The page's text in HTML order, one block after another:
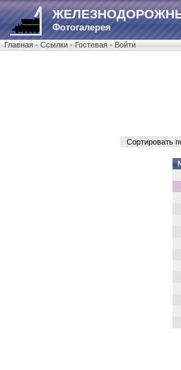
Фотогалерея
Главная·Ссылки·Гостевая·Войти
Сортировать